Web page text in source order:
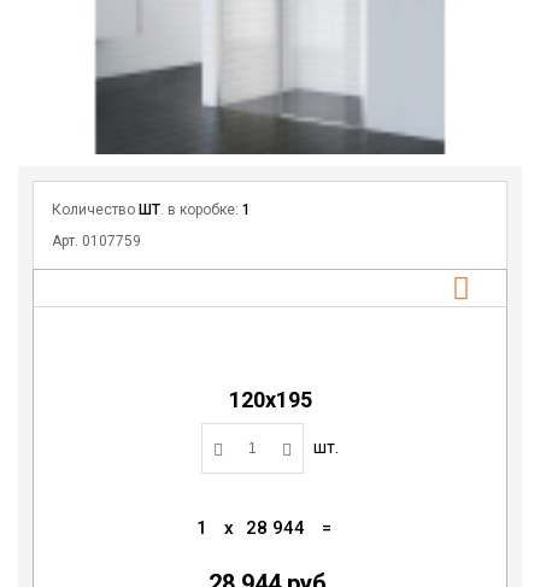
Количество ШТ. в коробке: 1
Арт. 0107759
120х195
шт.
1 x 28 944 =